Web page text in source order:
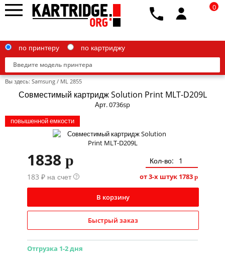
Brother
Epson
G&G
IBM
Kodak
Konica Minolta
по принтеру по картриджу
0
Вы здесь: Samsung / ML 2855
Совместимый картридж Solution Print MLT-D209L
Арт. 0736sp
повышенной емкости
1838 p
Кол-во:
183 ₽ на счет ? от 3-х штук 1783 p
В корзину
Быстрый заказ
Отгрузка 1-2 дня